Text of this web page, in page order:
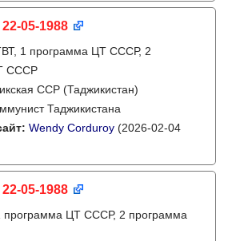
05-1988
1 программа ЦТ СССР, 2
СССР
ССР (Таджикистан)
Таджикистана
Wendy Corduroy (2026-02-04
05-1988
программа ЦТ СССР, 2 программа